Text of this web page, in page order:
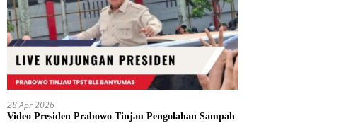
28 Apr 2026
Video Presiden Prabowo Tinjau Pengolahan Sampah